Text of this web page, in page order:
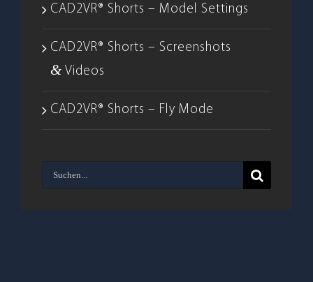
CAD2VR® Shorts – Model Settings
CAD2VR® Shorts – Screenshots
& Videos
CAD2VR® Shorts – Fly Mode
Suche